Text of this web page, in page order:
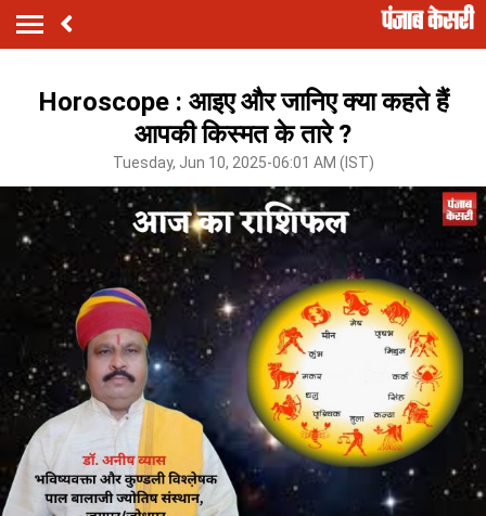
Horoscope : आइए और जानिए क्या कहते हैं
आपकी किस्मत के तारे ?
Tuesday, Jun 10, 2025-06:01 AM (IST)